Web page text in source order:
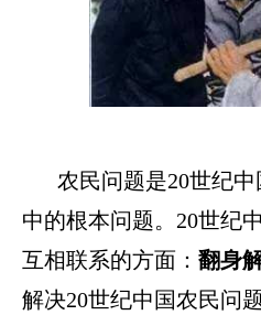
农民问题是20世纪
中的根本问题。20世纪
互相联系的方面： 翻身
解决20世纪中国农民问